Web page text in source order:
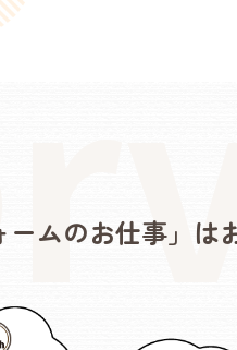
ームのお仕事」は